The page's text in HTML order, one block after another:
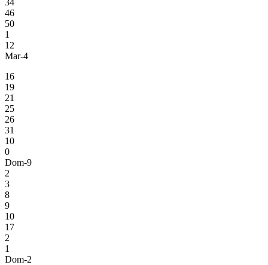
46
50
1
12
Mar-4
16
19
21
25
26
31
10
0
Dom-9
2
3
8
9
10
17
2
1
Dom-2